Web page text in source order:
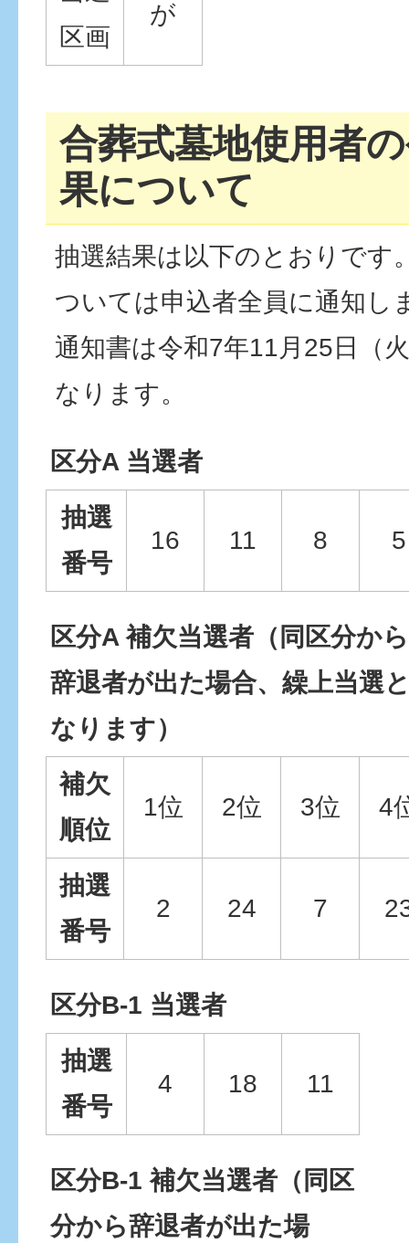
区画
が
合葬式墓地使用者
果について
抽選結果は以下のとおりです
ついては申込者全員に通知し
通知書は令和7年11月25日（
なります。
区分A 当選者
抽選
番号
16 11 8 5
区分A 補欠当選者（同区分から
辞退者が出た場合、繰上当選
なります）
補欠
順位
1位 2位 3位 4
抽選
番号
2 24 7
区分B-1 当選者
抽選
番号
4 18 11
区分B-1 補欠当選者（同区
分から辞退者が出た場